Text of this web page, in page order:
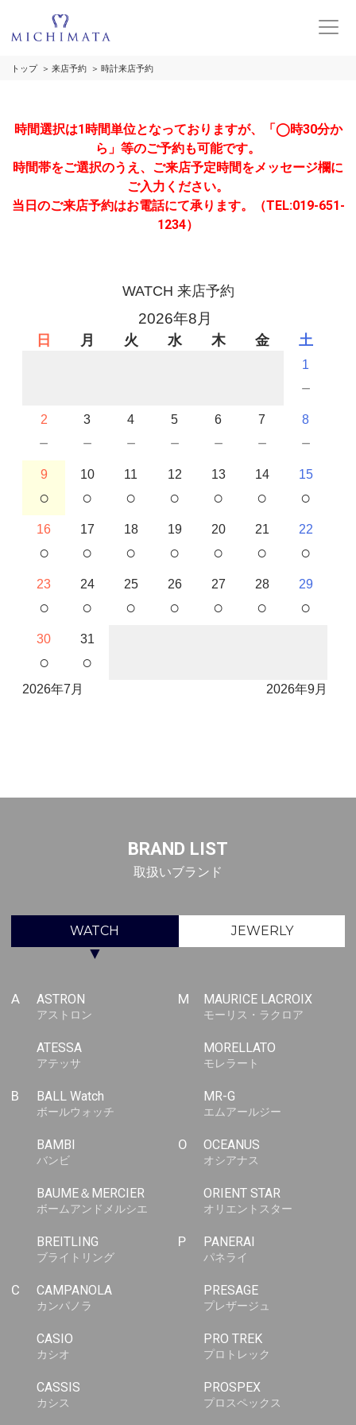
トップ 来店予約 時計来店予約
時間選択は1時間単位となっておりますが、「◯時30分か
ら」等のご予約も可能です。
時間帯をご選択のうえ、ご来店予定時間をメッセージ欄に
ご入力ください。
当日のご来店予約はお電話にて承ります。（TEL:019-651-
1234）
WATCH 来店予約
2026年8月
日 月 火 水 木 金 土
1
－
2
－
3
－
4
－
5
－
6
－
7
－
8
－
9
○
10
○
11
○
12
○
13
○
14
○
15
○
16
○
17
○
18
○
19
○
20
○
21
○
22
○
23
○
24
○
25
○
26
○
27
○
28
○
29
○
30
○
31
○
2026年7月 2026年9月
BRAND LIST
取扱いブランド
WATCH JEWERLY
▼
A ASTRON
アストロン
ATESSA
アテッサ
B BALL Watch
ボールウォッチ
BAMBI
バンビ
BAUME＆MERCIER
ボームアンドメルシエ
BREITLING
ブライトリング
C CAMPANOLA
カンパノラ
CASIO
カシオ
CASSIS
カシス
M MAURICE LACROIX
モーリス・ラクロア
MORELLATO
モレラート
MR-G
エムアールジー
O OCEANUS
オシアナス
ORIENT STAR
オリエントスター
P PANERAI
パネライ
PRESAGE
プレザージュ
PRO TREK
プロトレック
PROSPEX
プロスペックス